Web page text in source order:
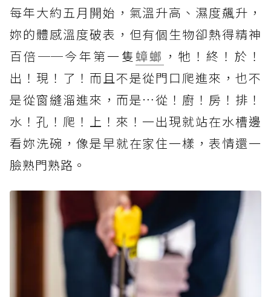
每年大約五月開始，氣溫升高、濕度飆升，
妳的體感溫度破表，但有個生物卻熱得精神
百倍──今年第一隻蟑螂 ，牠！終！於！
出！現！了！而且不是從門口爬進來，也不
是從窗縫溜進來，而是…從！廚！房！排！
水！孔！爬！上！來！一出現就站在水槽邊
看妳洗碗，像是早就在家住一樣，表情還一
臉熟門熟路。